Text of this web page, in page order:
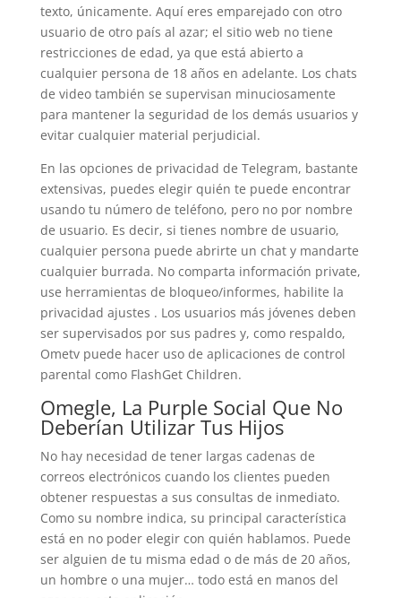
texto, únicamente. Aquí eres emparejado con otro
usuario de otro país al azar; el sitio web no tiene
restricciones de edad, ya que está abierto a
cualquier persona de 18 años en adelante. Los chats
de video también se supervisan minuciosamente
para mantener la seguridad de los demás usuarios y
evitar cualquier material perjudicial.
En las opciones de privacidad de Telegram, bastante
extensivas, puedes elegir quién te puede encontrar
usando tu número de teléfono, pero no por nombre
de usuario. Es decir, si tienes nombre de usuario,
cualquier persona puede abrirte un chat y mandarte
cualquier burrada. No comparta información private,
use herramientas de bloqueo/informes, habilite la
privacidad ajustes . Los usuarios más jóvenes deben
ser supervisados ​​por sus padres y, como respaldo,
Ometv puede hacer uso de aplicaciones de control
parental como FlashGet Children.
Omegle, La Purple Social Que No
Deberían Utilizar Tus Hijos
No hay necesidad de tener largas cadenas de
correos electrónicos cuando los clientes pueden
obtener respuestas a sus consultas de inmediato.
Como su nombre indica, su principal característica
está en no poder elegir con quién hablamos. Puede
ser alguien de tu misma edad o de más de 20 años,
un hombre o una mujer… todo está en manos del